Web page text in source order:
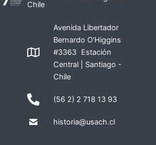
Chile
Avenida Libertador
Bernardo O'Higgins
#3363 Estación
Central | Santiago -
Chile
(56 2) 2 718 13 93
historia@usach.cl